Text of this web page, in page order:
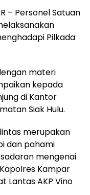
– Personel Satuan
Pilkada
materi
kepada
di Kantor
Siak Hulu.
merupakan
dan pahami
mengenai
Kampar
Lantas AKP Vino